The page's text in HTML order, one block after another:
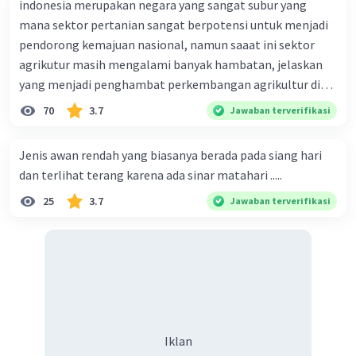
melakukan cross-check terhadap informasi dari
berbagai sumber yang kredibel.
Selain prinsip-prinsip jurnalistik tersebut,
wartawan media cetak juga dapat
memanfaatkan berbagai teknik penulisan
jurnalistik untuk mengungkap fenomena
erupsi Gunung Merapi, antara lain:
Penulisan berita merupakan teknik penulisan
jurnalistik yang paling umum digunakan untuk
menyajikan informasi faktual. Dalam hal ini,
termasuk latar belakang peristiwa, dampak
indonesia merupakan negara yang sangat subur yang
mana sektor pertanian sangat berpotensi untuk menjadi
pendorong kemajuan nasional, namun saaat ini sektor
agrikutur masih mengalami banyak hambatan, jelaskan
yang menjadi penghambat perkembangan agrikultur di
indonesia
70 3.7 Jawaban terverifikasi
Jenis awan rendah yang biasanya berada pada siang hari
dan terlihat terang karena ada sinar matahari .....
25 3.7 Jawaban terverifikasi
Iklan